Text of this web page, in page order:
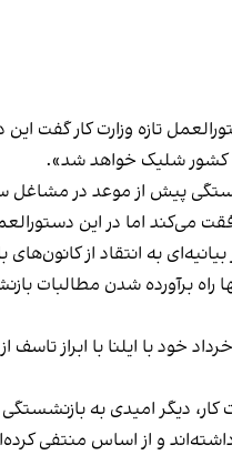
تازه وزارت کار گفت
کشور شلیک خواهد شد».
پیش از موعد در
می‌کند اما در این
ایران، روز ۲۱ اردیبهشت در
راه برآورده شدن مطالبات
سهرابی در بخش دیگری از صحبت‌های روز ۱۳
کرد که با دستورالعمل شماره ۵۷
و از اساس منتفی